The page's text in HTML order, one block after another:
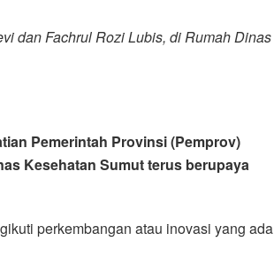
dan Fachrul Rozi Lubis, di Rumah Dinas
Pemerintah Provinsi (Pemprov)
Kesehatan Sumut terus berupaya
perkembangan atau inovasi yang ada